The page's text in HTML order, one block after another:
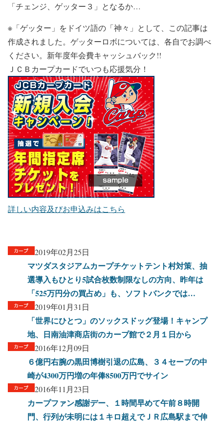
「チェンジ、ゲッター３」となるか…
※「ゲッター」をドイツ語の「神々」として、この記事は
作成されました。ゲッターロボについては、各自でお調べ
ください。新年度年会費キャッシュバック!!
ＪＣＢカープカードでいつも応援気分！
詳しい内容及びお申込みはこちら
2019年02月25日
マツダスタジアムカープチケットテント村対策、抽
選導入もひとり5試合枚数制限なしの方向、昨年は
「525万円分の買占め」も、ソフトバンクでは…
2019年01月31日
「世界にひとつ」のソックスドッグ登場！キャンプ
地、日南油津商店街のカープ館で２月１日から
2016年12月09日
６億円右腕の黒田博樹引退の広島、３４セーブの中
崎が4300万円増の年俸8500万円でサイン
2016年11月23日
カープファン感謝デー、１時間早めて午前８時開
門、行列が未明には１キロ超えでＪＲ広島駅まで伸